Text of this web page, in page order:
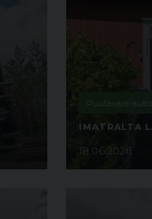
Puutavara-
IMATRALTA
18.06.2026